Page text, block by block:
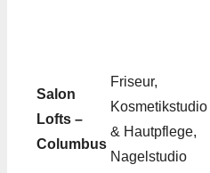
Salon
Lofts –
Columbus
Friseur,
Kosmetikstudio
& Hautpflege,
Nagelstudio